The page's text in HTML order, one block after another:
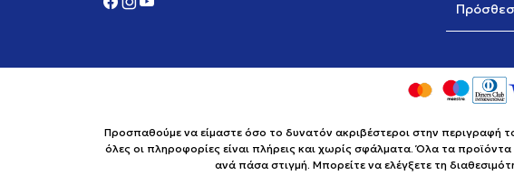
Προσπαθούμε να είμαστε όσο το δυνατόν ακριβέστεροι στην περιγραφή
όλες οι πληροφορίες είναι πλήρεις και χωρίς σφάλματα. Όλα τα
ανά πάσα στιγμή. Μπορείτε να ελέγξετε τη